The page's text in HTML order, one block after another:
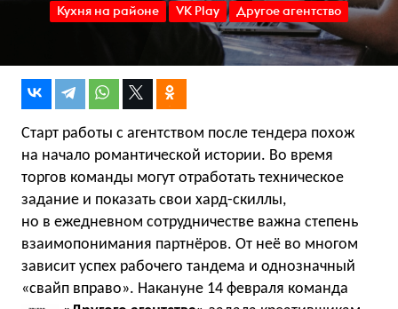
Кухня на районе
VK Play Другое агентство
Старт работы с агентством после тендера похож
на начало романтической истории. Во время
торгов команды могут отработать техническое
задание и показать свои хард-скиллы,
но в ежедневном сотрудничестве важна степень
взаимопонимания партнёров. От неё во многом
зависит успех рабочего тандема и однозначный
«свайп вправо». Накануне 14 февраля команда